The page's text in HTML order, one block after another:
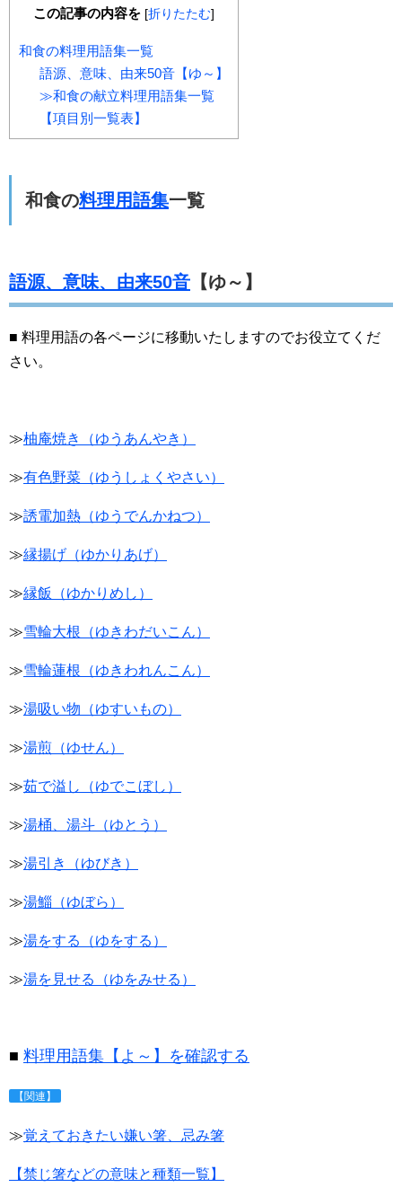
この記事の内容を [折りたたむ]
和食の料理用語集一覧
語源、意味、由来50音【ゆ～】
≫和食の献立料理用語集一覧
【項目別一覧表】
和食の料理用語集一覧
語源、意味、由来50音 【ゆ～】
■ 料理用語の各ページに移動いたしますのでお役立てくだ
さい。
≫柚庵焼き（ゆうあんやき）
≫有色野菜（ゆうしょくやさい）
≫誘電加熱（ゆうでんかねつ）
≫縁揚げ（ゆかりあげ）
≫縁飯（ゆかりめし）
≫雪輪大根（ゆきわだいこん）
≫雪輪蓮根（ゆきわれんこん）
≫湯吸い物（ゆすいもの）
≫湯煎（ゆせん）
≫茹で溢し（ゆでこぼし）
≫湯桶、湯斗（ゆとう）
≫湯引き（ゆびき）
≫湯鯔（ゆぼら）
≫湯をする（ゆをする）
≫湯を見せる（ゆをみせる）
■ 料理用語集【よ～】を確認する
【関連】
≫覚えておきたい嫌い箸、忌み箸
【禁じ箸などの意味と種類一覧】